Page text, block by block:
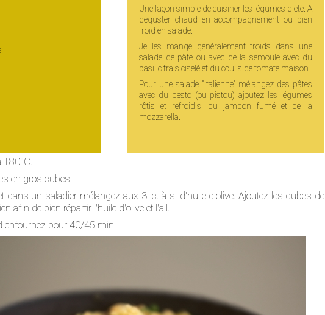
Une façon simple de cuisiner les légumes d'été. A
déguster chaud en accompagnement ou bien
froid en salade.
Je les mange généralement froids dans une
salade de pâte ou avec de la semoule avec du
basilic frais ciselé et du coulis de tomate maison.
Pour une salade "italienne" mélangez des pâtes
avec du pesto (ou pistou) ajoutez les légumes
rôtis et refroidis, du jambon fumé et de la
mozzarella.
180°C.
en gros cubes.
dans un saladier mélangez aux 3. c. à s. d'huile d'olive. Ajoutez les cubes de
afin de bien répartir l'huile d'olive et l'ail.
enfournez pour 40/45 min.